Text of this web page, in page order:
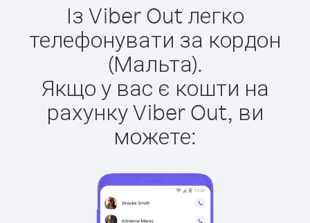
Із Viber Out легко
телефонувати за кордон
(Мальта).
Якщо у вас є кошти на
рахунку Viber Out, ви
можете: